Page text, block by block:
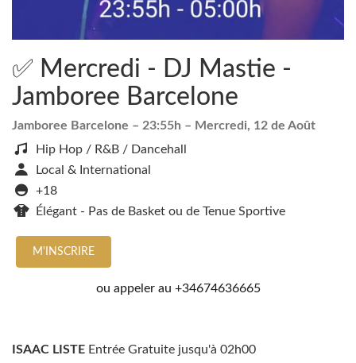
✅ Mercredi - DJ Mastie -
Jamboree Barcelone
Jamboree Barcelone – 23:55h – Mercredi, 12 de Août
Hip Hop / R&B / Dancehall
Local & International
+18
Élégant - Pas de Basket ou de Tenue Sportive
M'INSCRIRE
ou appeler au +34674636665
ISAAC LISTE Entrée Gratuite jusqu'à 02h00